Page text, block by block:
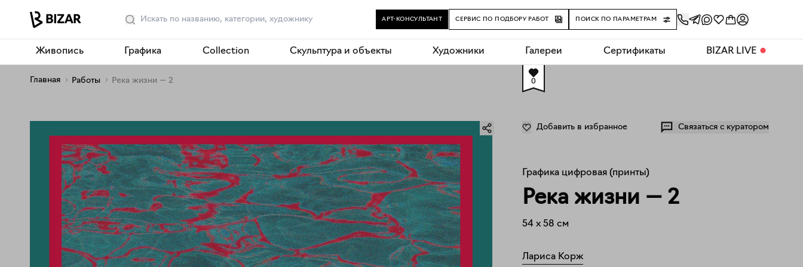
АРТ-КОНСУЛЬТАНТ СЕРВИС ПО ПОДБОРУ РАБОТ ПОИСК ПО ПАРАМЕТРАМ
Живопись Графика Collection Скульптура и объекты Художники Галереи Сертификаты BIZAR LIVE ⬤
Главная Работы Река жизни — 2 0
Добавить в избранное Связаться с куратором
Графика цифровая (принты)
Река жизни — 2
54 x 58 см
Лариса Корж